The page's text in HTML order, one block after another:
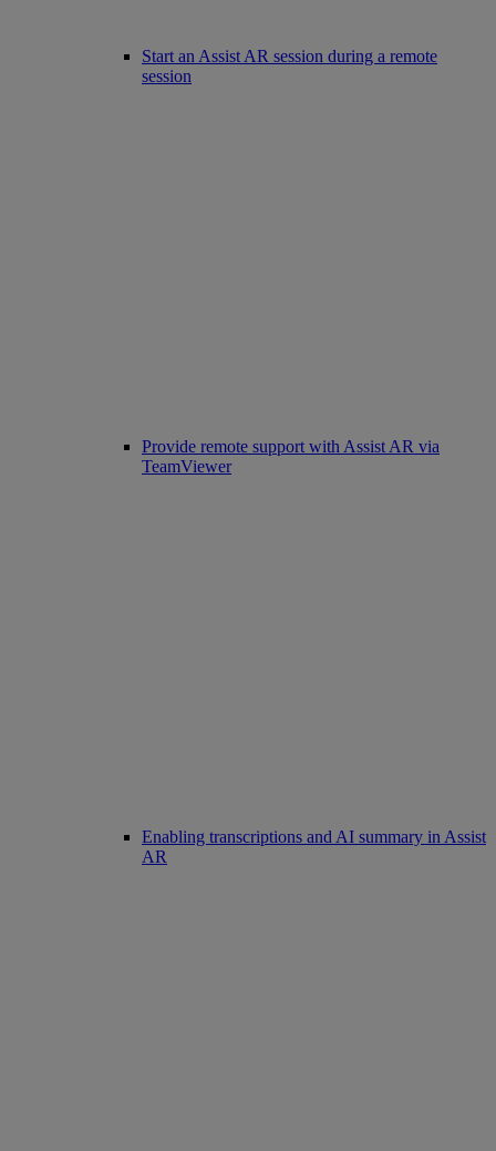
Start an Assist AR session during a remote
session
Provide remote support with Assist AR via
TeamViewer
Enabling transcriptions and AI summary in Assist
AR